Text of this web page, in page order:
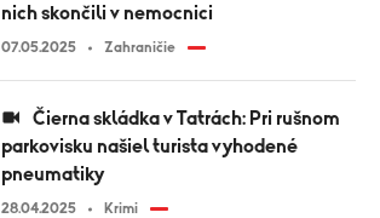
nich skončili v nemocnici
07.05.2025 Zahraničie
parkovisku našiel turista vyhodené
pneumatiky
28.04.2025 Krimi